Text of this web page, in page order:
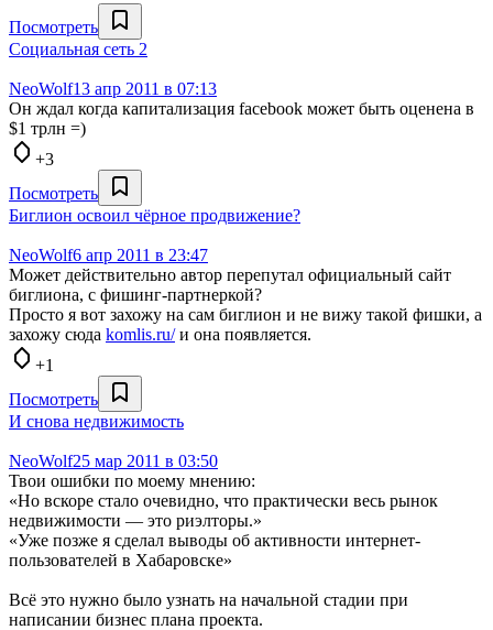
Посмотреть
Социальная сеть 2
NeoWolf13 апр 2011 в 07:13
Он ждал когда капитализация facebook может быть оценена в
$1 трлн =)
+3
Посмотреть
Биглион освоил чёрное продвижение?
NeoWolf6 апр 2011 в 23:47
Может действительно автор перепутал официальный сайт
биглиона, с фишинг-партнеркой?
Просто я вот захожу на сам биглион и не вижу такой фишки, а
захожу сюда komlis.ru/и она появляется.
+1
Посмотреть
И снова недвижимость
NeoWolf25 мар 2011 в 03:50
Твои ошибки по моему мнению:
«Но вскоре стало очевидно, что практически весь рынок
недвижимости — это риэлторы.»
«Уже позже я сделал выводы об активности интернет-
пользователей в Хабаровске»
Всё это нужно было узнать на начальной стадии при
написании бизнес плана проекта.